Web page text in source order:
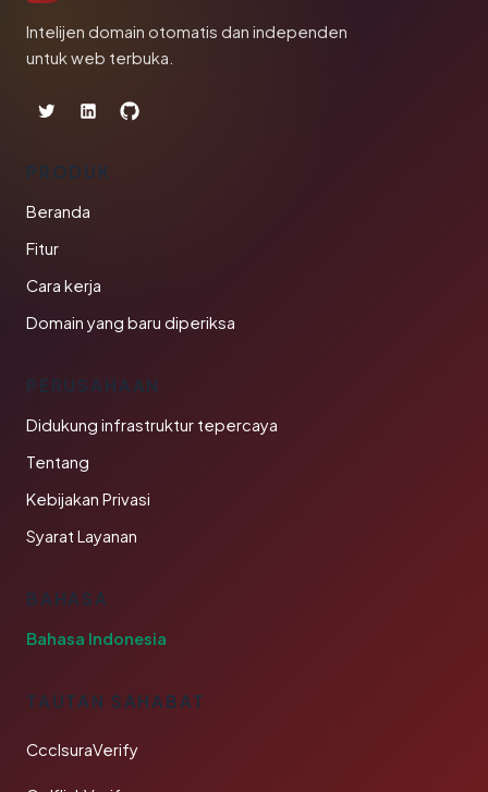
Intelijen domain otomatis dan independen
untuk web terbuka.
PRODUK
Beranda
Fitur
Cara kerja
Domain yang baru diperiksa
PERUSAHAAN
Didukung infrastruktur tepercaya
Tentang
Kebijakan Privasi
Syarat Layanan
BAHASA
Bahasa Indonesia
TAUTAN SAHABAT
CcclsuraVerify